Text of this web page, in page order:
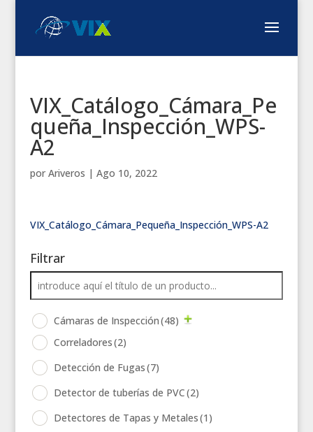
VIX_Catálogo_Cámara_Pe
queña_Inspección_WPS-
A2
por Ariveros | Ago 10, 2022
VIX_Catálogo_Cámara_Pequeña_Inspección_WPS-A2
Filtrar
Cámaras de Inspección(48)
Correladores(2)
Detección de Fugas(7)
Detector de tuberías de PVC(2)
Detectores de Tapas y Metales(1)